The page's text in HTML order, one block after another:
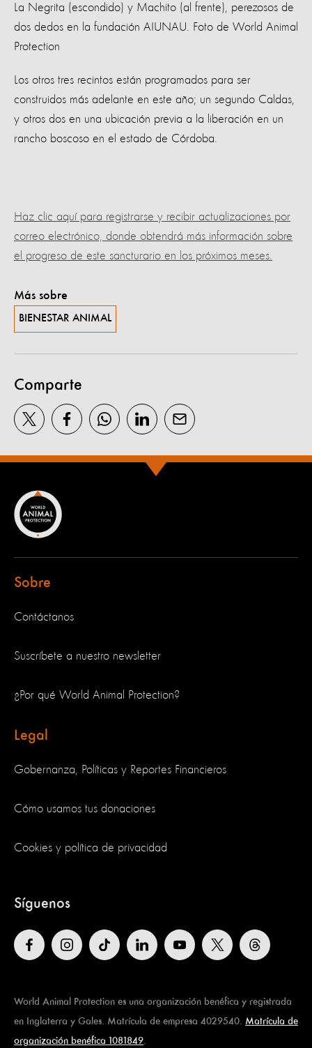
La Negrita (escondido) y Machito (al frente), perezosos de
dos dedos en la fundación AIUNAU. Foto de World Animal
Protection
Los otros tres recintos están programados para ser
construidos más adelante en este año; un segundo Caldas,
y otros dos en una ubicación previa a la liberación en un
rancho boscoso en el estado de Córdoba.
Haz clic aquí para registrarse y recibir actualizaciones por
correo electrónico, donde obtendrá más información sobre
el progreso de este sancturario en los próximos meses.
Más sobre
BIENESTAR ANIMAL
Comparte
Sobre
Contáctanos
Suscríbete a nuestro newsletter
¿Por qué World Animal Protection?
Legal
Gobernanza, Políticas y Reportes Financieros
Cómo usamos tus donaciones
Cookies y política de privacidad
Síguenos
World Animal Protection es una organización benéfica y registrada
en Inglaterra y Gales. Matrícula de empresa 4029540. Matrícula de
organización benéfica 1081849